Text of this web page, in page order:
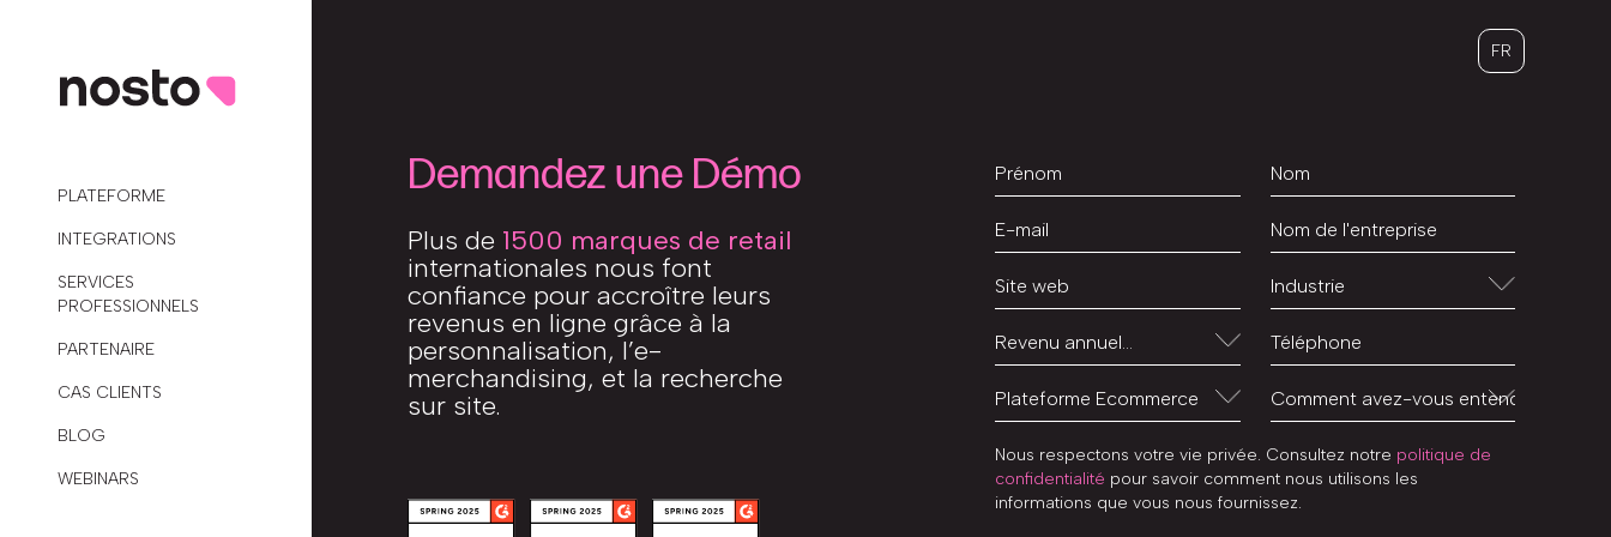
PLATEFORME
INTEGRATIONS
SERVICES
PROFESSIONNELS
PARTENAIRE
CAS CLIENTS
BLOG
WEBINARS
FR
Demandez une Démo
Plus de 1500 marques de retail
internationales nous font
confiance pour accroître leurs
revenus en ligne grâce à la
personnalisation, l’e-
merchandising, et la recherche
sur site.
Nous respectons votre vie privée. Consultez notre politique de
confidentialité pour savoir comment nous utilisons les
informations que vous nous fournissez.